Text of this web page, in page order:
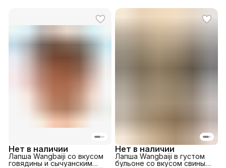
Нет в наличии
Лапша Wangbaiji со вкусом
говядины и сычуанским
Нет в наличии
Лапша Wangbaiji в густом
бульоне со вкусом свиных